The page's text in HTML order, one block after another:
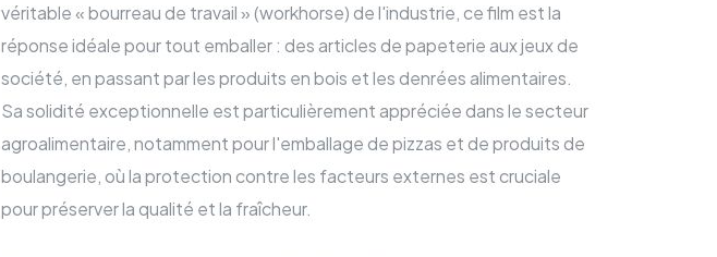
véritable « bourreau de travail » (workhorse) de l'industrie, ce film est la
réponse idéale pour tout emballer : des articles de papeterie aux jeux de
société, en passant par les produits en bois et les denrées alimentaires.
Sa solidité exceptionnelle est particulièrement appréciée dans le secteur
agroalimentaire, notamment pour l'emballage de pizzas et de produits de
boulangerie, où la protection contre les facteurs externes est cruciale
pour préserver la qualité et la fraîcheur.